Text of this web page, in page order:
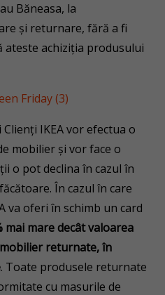
Băneasa, la
și returnare, fără a fi
ateste achiziția produsului
IKEA vor efectua o
mobilier și vor face o
o pot declina în cazul în
În cazul în care
va oferi în schimb un card
mai mare decât valoarea
returnate, în
. Toate produsele returnate
cu masurile de